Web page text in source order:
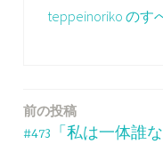
teppeinoriko のす
投
前の投稿
#473「私は一体誰